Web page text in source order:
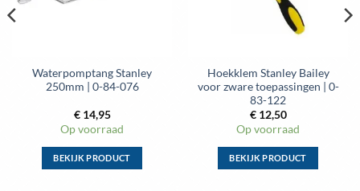
Waterpomptang Stanley
250mm | 0-84-076
€14,95
Op voorraad
BEKIJK PRODUCT
Hoekklem Stanley Bailey
voor zware toepassingen | 0-
83-122
€12,50
Op voorraad
BEKIJK PRODUCT